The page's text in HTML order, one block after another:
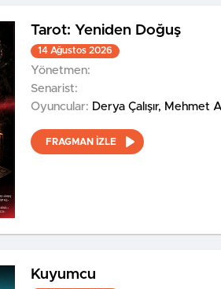
Tarot: Yeniden Doğuş
14 Ağustos 2026
Yönetmen:
Senarist:
Oyuncular:
FRAGMAN İZLE
Kuyumcu